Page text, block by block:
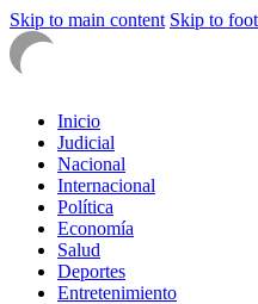
Skip to main content Skip to
Inicio
Judicial
Nacional
Internacional
Política
Economía
Salud
Deportes
Entretenimiento